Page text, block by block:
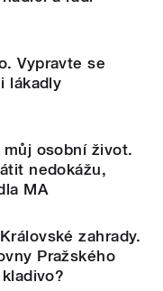
Vypravte se
lákadly
osobní život.
nedokážu,
MA
zahrady.
Pražského